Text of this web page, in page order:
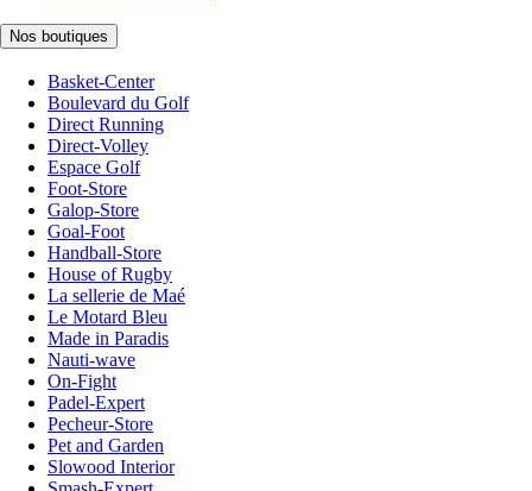
Nos boutiques
Basket-Center
Boulevard du Golf
Direct Running
Direct-Volley
Espace Golf
Foot-Store
Galop-Store
Goal-Foot
Handball-Store
House of Rugby
La sellerie de Maé
Le Motard Bleu
Made in Paradis
Nauti-wave
On-Fight
Padel-Expert
Pecheur-Store
Pet and Garden
Slowood Interior